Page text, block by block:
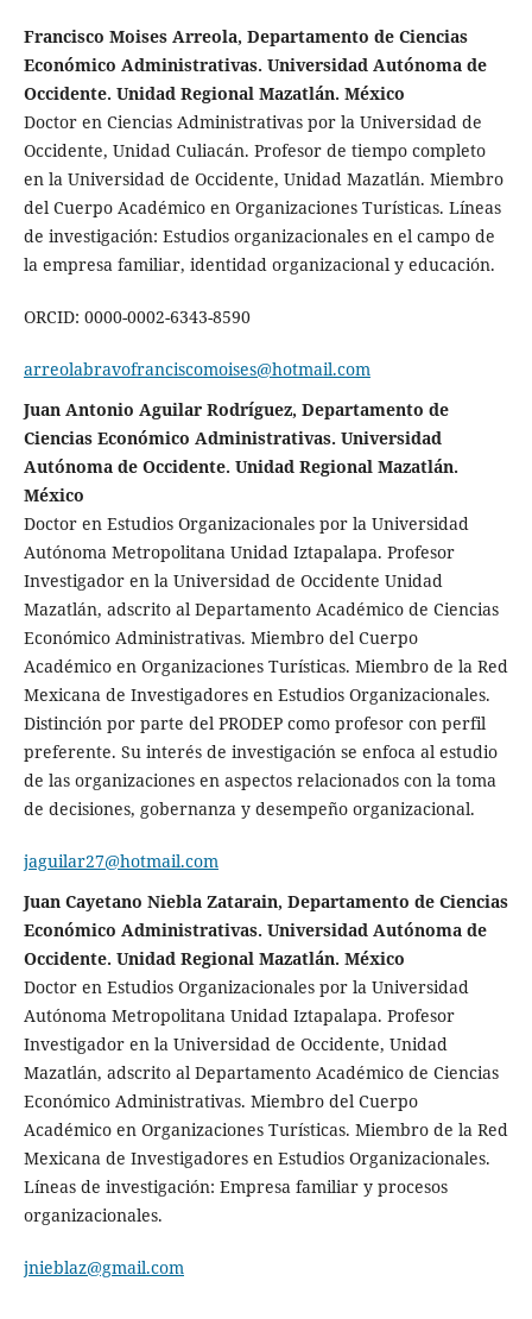
Francisco Moises Arreola, Departamento de Ciencias
Económico Administrativas. Universidad Autónoma de
Occidente. Unidad Regional Mazatlán. México
Doctor en Ciencias Administrativas por la Universidad de
Occidente, Unidad Culiacán. Profesor de tiempo completo
en la Universidad de Occidente, Unidad Mazatlán. Miembro
del Cuerpo Académico en Organizaciones Turísticas. Líneas
de investigación: Estudios organizacionales en el campo de
la empresa familiar, identidad organizacional y educación.
ORCID: 0000-0002-6343-8590
arreolabravofranciscomoises@hotmail.com
Juan Antonio Aguilar Rodríguez, Departamento de
Ciencias Económico Administrativas. Universidad
Autónoma de Occidente. Unidad Regional Mazatlán.
México
Doctor en Estudios Organizacionales por la Universidad
Autónoma Metropolitana Unidad Iztapalapa. Profesor
Investigador en la Universidad de Occidente Unidad
Mazatlán, adscrito al Departamento Académico de Ciencias
Económico Administrativas. Miembro del Cuerpo
Académico en Organizaciones Turísticas. Miembro de la Red
Mexicana de Investigadores en Estudios Organizacionales.
Distinción por parte del PRODEP como profesor con perfil
preferente. Su interés de investigación se enfoca al estudio
de las organizaciones en aspectos relacionados con la toma
de decisiones, gobernanza y desempeño organizacional.
jaguilar27@hotmail.com
Juan Cayetano Niebla Zatarain, Departamento de Ciencias
Económico Administrativas. Universidad Autónoma de
Occidente. Unidad Regional Mazatlán. México
Doctor en Estudios Organizacionales por la Universidad
Autónoma Metropolitana Unidad Iztapalapa. Profesor
Investigador en la Universidad de Occidente, Unidad
Mazatlán, adscrito al Departamento Académico de Ciencias
Económico Administrativas. Miembro del Cuerpo
Académico en Organizaciones Turísticas. Miembro de la Red
Mexicana de Investigadores en Estudios Organizacionales.
Líneas de investigación: Empresa familiar y procesos
organizacionales.
jnieblaz@gmail.com